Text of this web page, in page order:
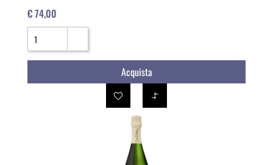
€ 74,00
Quantità
Acquista